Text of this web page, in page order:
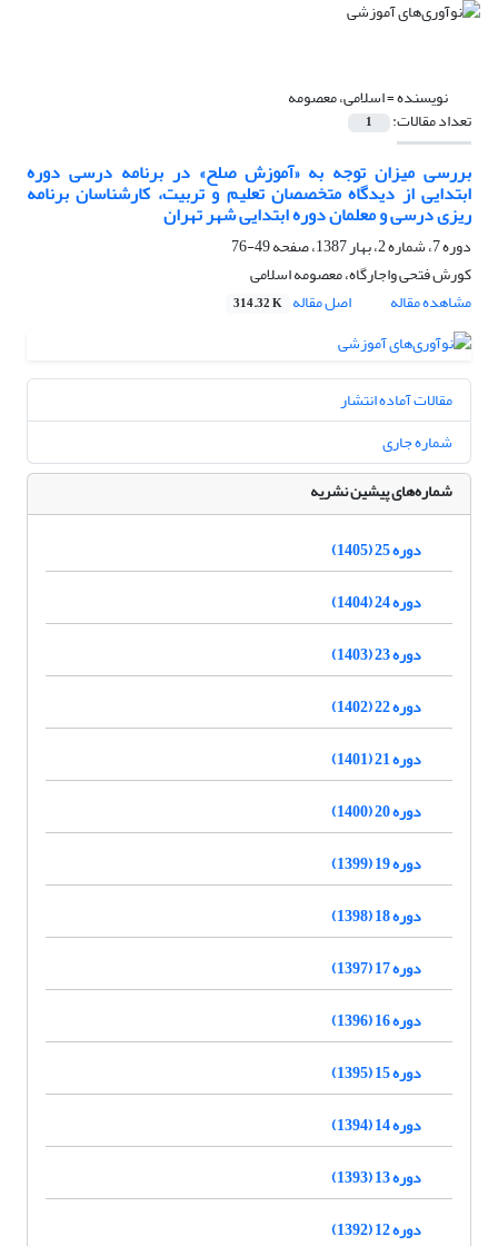
نویسنده =اسلامی، معصومه
تعداد مقالات: 1
بررسی میزان توجه به «آموزش صلح» در برنامه درسی دوره
ابتدایی از دیدگاه متخصصان تعلیم و تربیت، کارشناسان برنامه
ریزی درسی و معلمان دوره ابتدایی شهر تهران
دوره 7، شماره 2، بهار 1387، صفحه
49-76
کورش فتحی واجارگاه، معصومه اسلامی
مشاهده مقاله
اصل مقاله 314.32 K
مقالات آماده انتشار
شماره جاری
شماره‌های پیشین نشریه
دوره 25 (1405)
دوره 24 (1404)
دوره 23 (1403)
دوره 22 (1402)
دوره 21 (1401)
دوره 20 (1400)
دوره 19 (1399)
دوره 18 (1398)
دوره 17 (1397)
دوره 16 (1396)
دوره 15 (1395)
دوره 14 (1394)
دوره 13 (1393)
دوره 12 (1392)